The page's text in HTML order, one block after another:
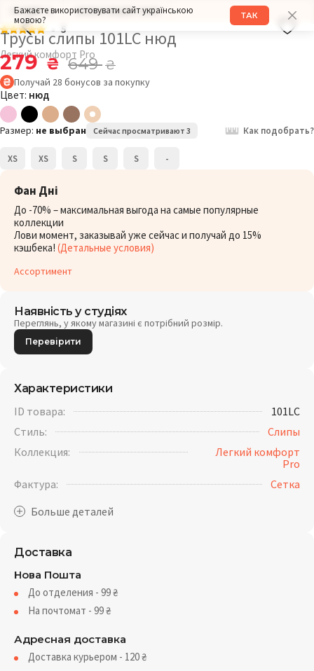
Бажаєте використовувати сайт українською
мовою?
ТАК
РАЗМЕР: S ОБХВАТ БЕДЕР: 94СМ
5
Трусы слипы 101LC нюд
Легкий комфорт Pro
279₴ 649₴
Получай 28 бонусов за покупку
Цвет: нюд
Размер: не выбран Сейчас просматривают 3 Как подобрать?
XS XS S S S -
Фан Дні
До -70% – максимальная выгода на самые популярные
коллекции
Лови момент, заказывай уже сейчас и получай до 15%
кэшбека! (Детальные условия)
Ассортимент
Наявність у студіях
Переглянь, у якому магазині є потрібний розмір.
Перевірити
Характеристики
ID товара:
101LC
Стиль:
Слипы
Коллекция:
Легкий комфорт
Pro
Фактура:
Cетка
Доставка
Нова Пошта
До отделения - 99₴
На почтомат - 99₴
Адресная доставка
Доставка курьером - 120₴